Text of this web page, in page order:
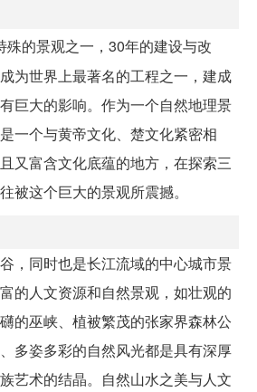
殊的景观之一，30年的建设与改
为世界上最著名的工程之一，建成
巨大的影响。作为一个自然地理景
一个与黄帝文化、楚文化紧密相
又富含文化底蕴的地方，在探索三
被这个巨大的景观所震撼。
，同时也是长江流域的中心城市景
的人文资源和自然景观，如壮观的
的巫峡、植被繁茂的张家界森林公
多姿多彩的自然风光都是具有深厚
艺术的结晶。自然山水之美与人文